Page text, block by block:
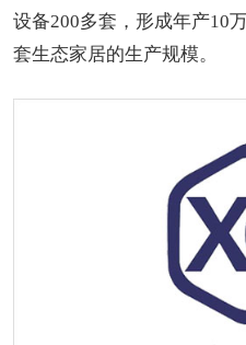
设备200多套，形成年产10
套生态家居的生产规模。